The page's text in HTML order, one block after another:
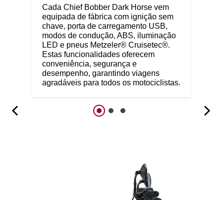
Cada Chief Bobber Dark Horse vem
equipada de fábrica com ignição sem
chave, porta de carregamento USB,
modos de condução, ABS, iluminação
LED e pneus Metzeler® Cruisetec®.
Estas funcionalidades oferecem
conveniência, segurança e
desempenho, garantindo viagens
agradáveis para todos os motociclistas.